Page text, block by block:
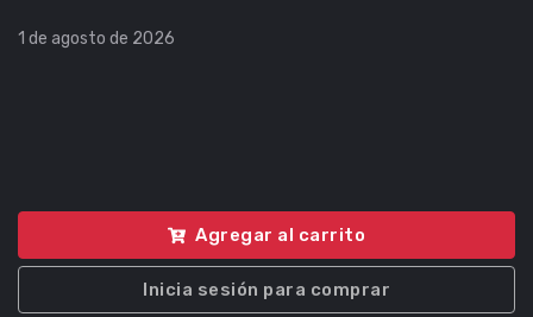
1 de agosto de 2026
Agregar al carrito
Inicia sesión para comprar